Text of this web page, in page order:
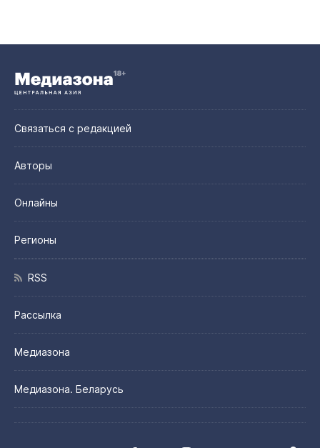
Связаться с редакцией
Авторы
Онлайны
Регионы
RSS
Рассылка
Медиазона
Медиазона. Беларусь